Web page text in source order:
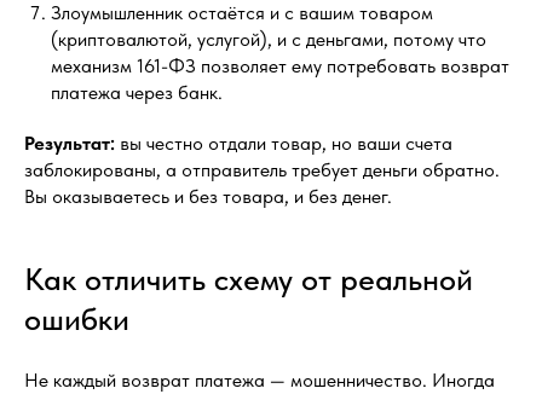
Злоумышленник остаётся и с вашим товаром
(криптовалютой, услугой), и с деньгами, потому что
механизм 161-ФЗ позволяет ему потребовать возврат
платежа через банк.
Результат: вы честно отдали товар, но ваши счета
заблокированы, а отправитель требует деньги обратно.
Вы оказываетесь и без товара, и без денег.
Как отличить схему от реальной
ошибки
Не каждый возврат платежа — мошенничество. Иногда